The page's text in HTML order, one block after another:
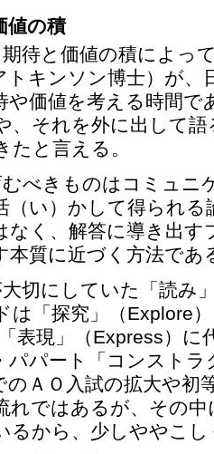
値の積
待と価値の積によっ
トキンソン博士）が
や価値を考える時間で
、それを外に出して
と言える。
べきものはコミュニ
（い）かして得られる
なく、解答に導き出す
本質に近づく方法であ
切にしていた「読み
は「探究」（Explore
表現」（Express）
パパート「コンスト
のＡＯ入試の拡大や初
れではあるが、その
るから、少しややこ